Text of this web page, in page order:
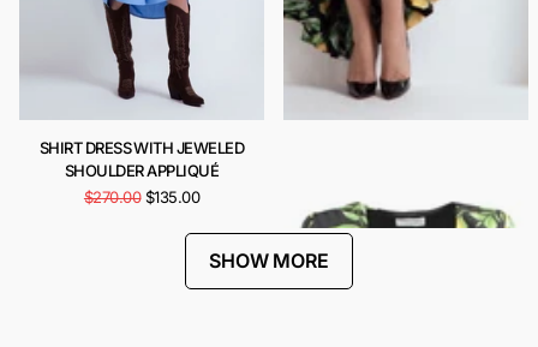
SHIRT DRESS WITH JEWELED
SHOULDER APPLIQUÉ
$270.00$135.00
SHOW MORE